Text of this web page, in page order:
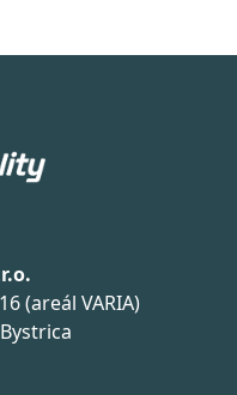
(areál VARIA)